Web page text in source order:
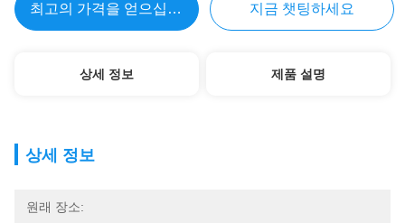
최고의 가격을 얻으십시오 지금 챗팅하세요
상세 정보 제품 설명
상세 정보
원래 장소: